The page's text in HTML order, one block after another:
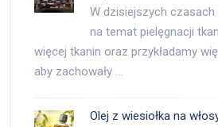
W dzisiejszych
na temat pielęgnacji
więcej tkanin oraz przykładamy
aby zachowały …
Olej z wiesiołka na